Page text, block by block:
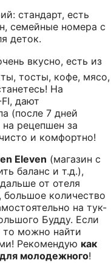
стандарт, есть
семейные номера с
деток.
вкусно, есть из
тосты, кофе, мясо,
На
дают
(после 7 дней
рецепшен за
и комфортно!
Eleven (магазин с
баланс и т.д.),
от отеля
большое количество
на тук-
Будду. Если
то можно найти
Рекомендую как
молодежного!